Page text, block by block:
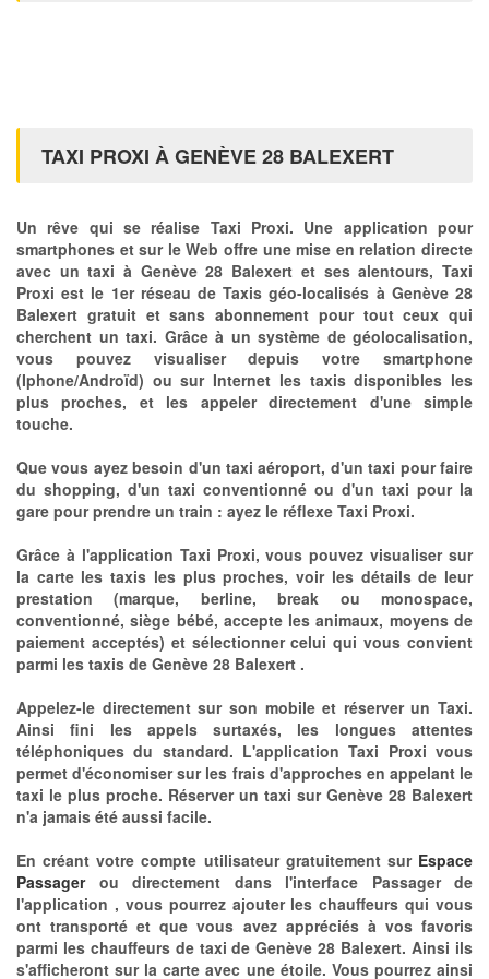
TAXI PROXI À GENÈVE 28 BALEXERT
Un rêve qui se réalise Taxi Proxi. Une application pour
smartphones et sur le Web offre une mise en relation directe
avec un taxi à Genève 28 Balexert et ses alentours, Taxi
Proxi est le 1er réseau de Taxis géo-localisés à Genève 28
Balexert gratuit et sans abonnement pour tout ceux qui
cherchent un taxi. Grâce à un système de géolocalisation,
vous pouvez visualiser depuis votre smartphone
(Iphone/Androïd) ou sur Internet les taxis disponibles les
plus proches, et les appeler directement d'une simple
touche.
Que vous ayez besoin d'un taxi aéroport, d'un taxi pour faire
du shopping, d'un taxi conventionné ou d'un taxi pour la
gare pour prendre un train : ayez le réflexe Taxi Proxi.
Grâce à l'application Taxi Proxi, vous pouvez visualiser sur
la carte les taxis les plus proches, voir les détails de leur
prestation (marque, berline, break ou monospace,
conventionné, siège bébé, accepte les animaux, moyens de
paiement acceptés) et sélectionner celui qui vous convient
parmi les taxis de Genève 28 Balexert .
Appelez-le directement sur son mobile et réserver un Taxi.
Ainsi fini les appels surtaxés, les longues attentes
téléphoniques du standard. L'application Taxi Proxi vous
permet d'économiser sur les frais d'approches en appelant le
taxi le plus proche. Réserver un taxi sur Genève 28 Balexert
n'a jamais été aussi facile.
En créant votre compte utilisateur gratuitement sur Espace
Passager ou directement dans l'interface Passager de
l'application , vous pourrez ajouter les chauffeurs qui vous
ont transporté et que vous avez appréciés à vos favoris
parmi les chauffeurs de taxi de Genève 28 Balexert. Ainsi ils
s'afficheront sur la carte avec une étoile. Vous pourrez ainsi